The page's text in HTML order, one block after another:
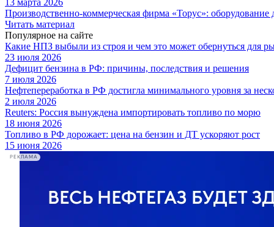
Производственно-коммерческая фирма «Торус»:
Читать материал
Популярное на сайте
Какие НПЗ выбыли из строя и чем это может обернуться для
23 июля 2026
Дефицит бензина в РФ: причины, последствия и решения
7 июля 2026
Нефтепереработка в РФ достигла минимального уровня за
2 июля 2026
Reuters: Россия вынуждена импортировать топливо по морю
18 июня 2026
Топливо в РФ дорожает: цена на бензин и ДТ ускоряют рост
15 июня 2026
РЕКЛАМА